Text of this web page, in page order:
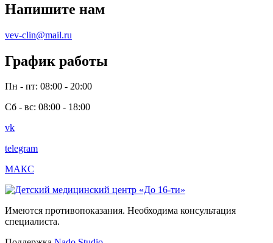
Напишите нам
vev-clin@mail.ru
График работы
Пн - пт: 08:00 - 20:00
Сб - вс: 08:00 - 18:00
vk
telegram
МАКС
Имеются противопоказания. Необходима консультация
специалиста.